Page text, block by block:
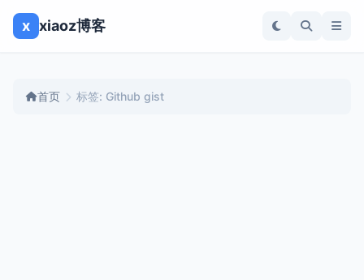
x xiaoz博客
首页 标签: Github gist